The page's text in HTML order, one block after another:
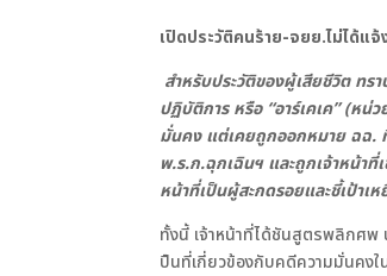
เปิดประวัติคนร้าย-จยย.ไม่ได้แจ้
สำหรับประวัติของผู้เสียชีวิต ทร
ปฏิบัติการ หรือ “อาร์เคเค” (ห
มั่นคง แต่เคยถูกออกหมาย ฉฉ.
พ.ร.ก.ฉุกเฉินฯ และถูกเจ้าหน้า
หน้าที่เป็นผู้สะกดรอยและชี้เป้าเห
ทั้งนี้ เจ้าหน้าที่ได้ชันสูตรพลิกศพ
ปืนที่เกี่ยวข้องกับคดีความมั่นคง